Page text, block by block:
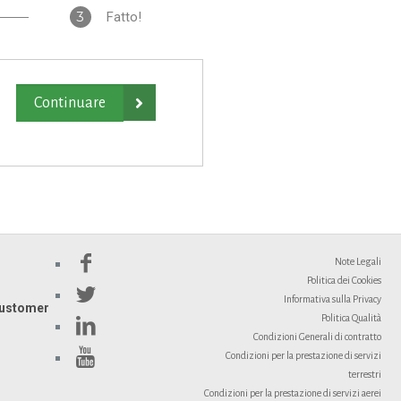
3 Fatto!

Note Legali
Politica dei Cookies
Informativa sulla Privacy
Politica Qualità
Condizioni Generali di contratto
Condizioni per la prestazione di servizi
terrestri
Condizioni per la prestazione di servizi aerei